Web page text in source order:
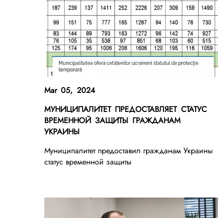
Mar 05, 2024
МУНИЦИПАЛИТЕТ ПРЕДОСТАВЛЯЕТ СТАТУС
ВРЕМЕННОЙ ЗАЩИТЫ ГРАЖДАНАМ
УКРАИНЫ
Муниципалитет предоставил гражданам Украины
статус временной защиты